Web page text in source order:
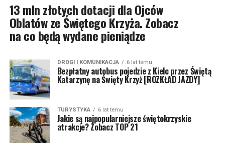
13 mln złotych dotacji dla Ojców
Oblatów ze Świętego Krzyża. Zobacz
na co będą wydane pieniądze
DROGI I KOMUNIKACJA 6 lat temu
Bezpłatny autobus pojedzie z Kielc przez Świętą
Katarzynę na Święty Krzyż [ROZKŁAD JAZDY]
TURYSTYKA 6 lat temu
Jakie są najpopularniejsze świętokrzyskie
atrakcje? Zobacz TOP 21